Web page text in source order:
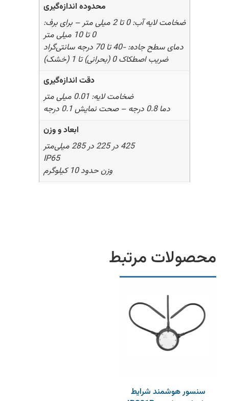
محدوده اندازه‌گیری
ضخامت لایه آب: 0 تا 2 میلی متر – برای برف:
0 تا 10 میلی متر
دمای سطح جاده: -40 تا 70 درجه سانتی‌گراد
ضریب اصطکاک 0 (بحرانی) تا 1 (خشک)
دقت اندازه‌گیری
ضخامت لایه: 0.01 میلی متر
دما 0.8 درجه – صحت نمایش 0.1 درجه
ابعاد و وزن
425 در 225 در 285 میلی‌متر
IP65
وزن حدود 10 کیلوگرم
محصولات مرتبط
سنسور هوشمند شرایط